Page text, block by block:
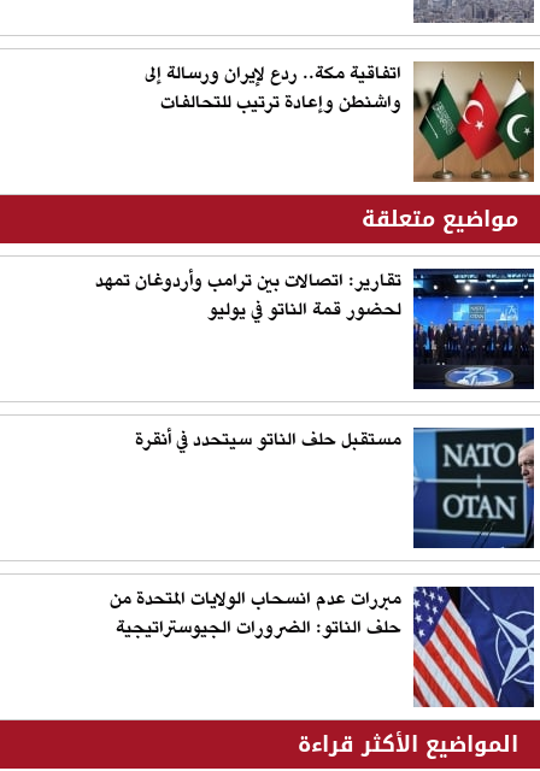
اتفاقية مكة.. ردع لإيران ورسالة إلى
واشنطن وإعادة ترتيب للتحالفات
مواضيع متعلقة
تقارير: اتصالات بين ترامب وأردوغان تمهد
لحضور قمة الناتو في يوليو
مستقبل حلف الناتو سيتحدد في أنقرة
مبررات عدم انسحاب الولايات المتحدة من
حلف الناتو: الضرورات الجيوستراتيجية
المواضيع الأكثر قراءة